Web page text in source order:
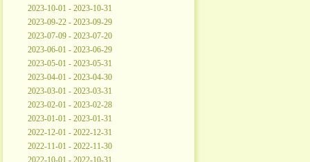
2023-10-01 - 2023-10-31
2023-09-22 - 2023-09-29
2023-07-09 - 2023-07-20
2023-06-01 - 2023-06-29
2023-05-01 - 2023-05-31
2023-04-01 - 2023-04-30
2023-03-01 - 2023-03-31
2023-02-01 - 2023-02-28
2023-01-01 - 2023-01-31
2022-12-01 - 2022-12-31
2022-11-01 - 2022-11-30
2022-10-01 - 2022-10-31